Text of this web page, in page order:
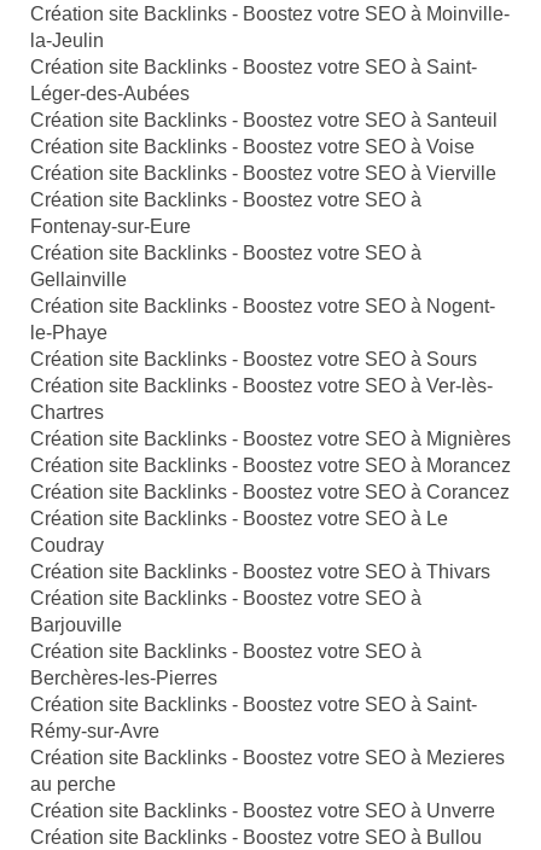
Création site Backlinks - Boostez votre SEO à Moinville-
la-Jeulin
Création site Backlinks - Boostez votre SEO à Saint-
Léger-des-Aubées
Création site Backlinks - Boostez votre SEO à Santeuil
Création site Backlinks - Boostez votre SEO à Voise
Création site Backlinks - Boostez votre SEO à Vierville
Création site Backlinks - Boostez votre SEO à
Fontenay-sur-Eure
Création site Backlinks - Boostez votre SEO à
Gellainville
Création site Backlinks - Boostez votre SEO à Nogent-
le-Phaye
Création site Backlinks - Boostez votre SEO à Sours
Création site Backlinks - Boostez votre SEO à Ver-lès-
Chartres
Création site Backlinks - Boostez votre SEO à Mignières
Création site Backlinks - Boostez votre SEO à Morancez
Création site Backlinks - Boostez votre SEO à Corancez
Création site Backlinks - Boostez votre SEO à Le
Coudray
Création site Backlinks - Boostez votre SEO à Thivars
Création site Backlinks - Boostez votre SEO à
Barjouville
Création site Backlinks - Boostez votre SEO à
Berchères-les-Pierres
Création site Backlinks - Boostez votre SEO à Saint-
Rémy-sur-Avre
Création site Backlinks - Boostez votre SEO à Mezieres
au perche
Création site Backlinks - Boostez votre SEO à Unverre
Création site Backlinks - Boostez votre SEO à Bullou